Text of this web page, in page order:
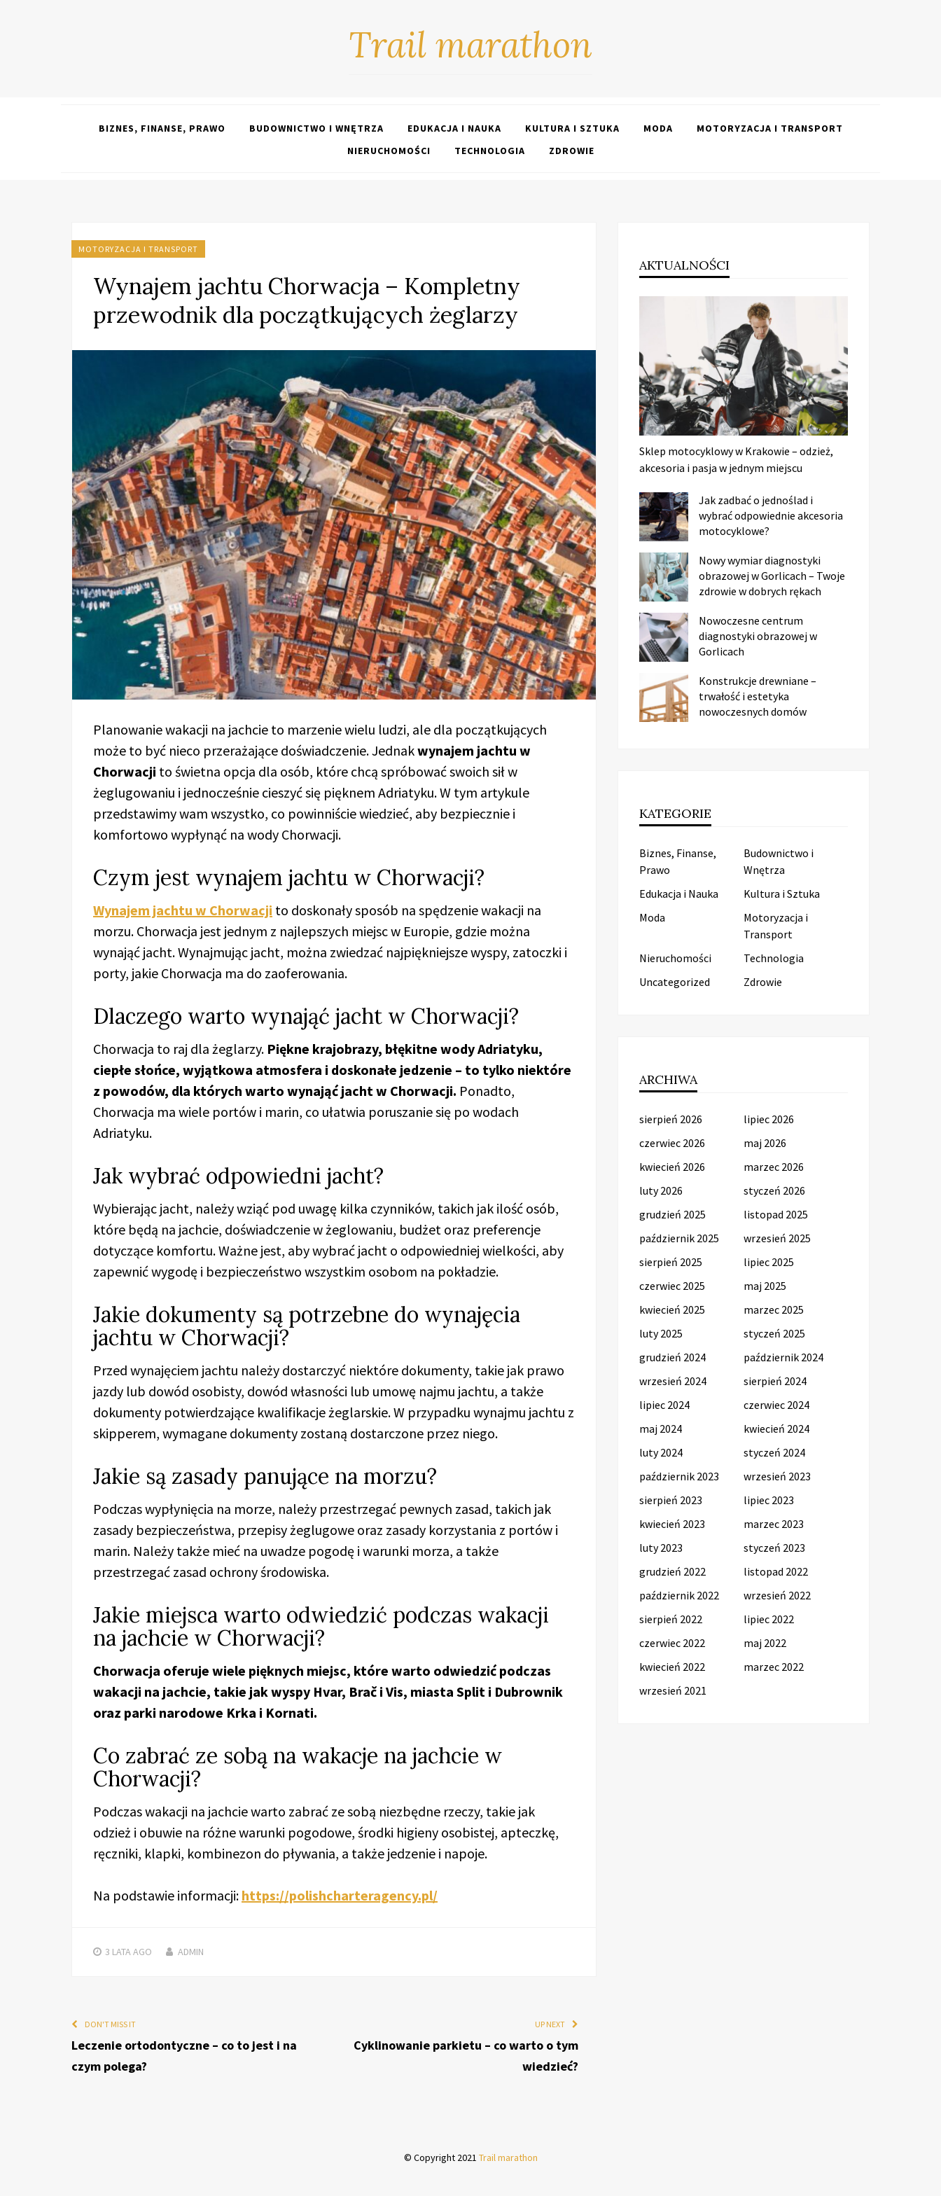
Trail marathon
BIZNES, FINANSE, PRAWO BUDOWNICTWO I WNĘTRZA EDUKACJA I NAUKA KULTURA I SZTUKA MODA
MOTORYZACJA I TRANSPORT
NIERUCHOMOŚCI
TECHNOLOGIA ZDROWIE
MOTORYZACJA I TRANSPORT
Wynajem jachtu Chorwacja – Kompletny
przewodnik dla początkujących żeglarzy
Planowanie wakacji na jachcie to marzenie wielu ludzi, ale dla początkujących
może to być nieco przerażające doświadczenie. Jednakwynajem jachtu w
Chorwacji to świetna opcja dla osób, które chcą spróbować swoich sił w
żeglugowaniu i jednocześnie cieszyć się pięknem Adriatyku. W tym artykule
przedstawimy wam wszystko, co powinniście wiedzieć, aby bezpiecznie i
komfortowo wypłynąć na wody Chorwacji.
Czym jest wynajem jachtu w Chorwacji?
Wynajem jachtu w Chorwacji to doskonały sposób na spędzenie wakacji na
morzu. Chorwacja jest jednym z najlepszych miejsc w Europie, gdzie można
wynająć jacht. Wynajmując jacht, można zwiedzać najpiękniejsze wyspy, zatoczki i
porty, jakie Chorwacja ma do zaoferowania.
Dlaczego warto wynająć jacht w Chorwacji?
Chorwacja to raj dla żeglarzy. Piękne krajobrazy, błękitne wody Adriatyku,
ciepłe słońce, wyjątkowa atmosfera i doskonałe jedzenie – to tylko niektóre
z powodów, dla których warto wynająć jacht w Chorwacji. Ponadto,
Chorwacja ma wiele portów i marin, co ułatwia poruszanie się po wodach
Adriatyku.
Jak wybrać odpowiedni jacht?
Wybierając jacht, należy wziąć pod uwagę kilka czynników, takich jak ilość osób,
które będą na jachcie, doświadczenie w żeglowaniu, budżet oraz preferencje
dotyczące komfortu. Ważne jest, aby wybrać jacht o odpowiedniej wielkości, aby
zapewnić wygodę i bezpieczeństwo wszystkim osobom na pokładzie.
Jakie dokumenty są potrzebne do wynajęcia
jachtu w Chorwacji?
Przed wynajęciem jachtu należy dostarczyć niektóre dokumenty, takie jak prawo
jazdy lub dowód osobisty, dowód własności lub umowę najmu jachtu, a także
dokumenty potwierdzające kwalifikacje żeglarskie. W przypadku wynajmu jachtu z
skipperem, wymagane dokumenty zostaną dostarczone przez niego.
Jakie są zasady panujące na morzu?
Podczas wypłynięcia na morze, należy przestrzegać pewnych zasad, takich jak
zasady bezpieczeństwa, przepisy żeglugowe oraz zasady korzystania z portów i
marin. Należy także mieć na uwadze pogodę i warunki morza, a także
przestrzegać zasad ochrony środowiska.
Jakie miejsca warto odwiedzić podczas wakacji
na jachcie w Chorwacji?
Chorwacja oferuje wiele pięknych miejsc, które warto odwiedzić podczas
wakacji na jachcie, takie jak wyspy Hvar, Brač i Vis, miasta Split i Dubrownik
oraz parki narodowe Krka i Kornati.
Co zabrać ze sobą na wakacje na jachcie w
Chorwacji?
Podczas wakacji na jachcie warto zabrać ze sobą niezbędne rzeczy, takie jak
odzież i obuwie na różne warunki pogodowe, środki higieny osobistej, apteczkę,
ręczniki, klapki, kombinezon do pływania, a także jedzenie i napoje.
Na podstawie informacji: https://polishcharteragency.pl/
3 LATAAGO ADMIN
DON'T MISS IT
Leczenie ortodontyczne – co to jest i na
czym polega?
UP NEXT
Cyklinowanie parkietu – co warto o tym
wiedzieć?
AKTUALNOŚCI
Sklep motocyklowy w Krakowie – odzież,
akcesoria i pasja w jednym miejscu
Jak zadbać o jednoślad i
wybrać odpowiednie akcesoria
motocyklowe?
Nowy wymiar diagnostyki
obrazowej w Gorlicach – Twoje
zdrowie w dobrych rękach
Nowoczesne centrum
diagnostyki obrazowej w
Gorlicach
Konstrukcje drewniane –
trwałość i estetyka
nowoczesnych domów
KATEGORIE
Biznes, Finanse,
Prawo
Budownictwo i
Wnętrza
Edukacja i Nauka
Kultura i Sztuka
Moda
Motoryzacja i
Transport
Nieruchomości
Technologia
Uncategorized
Zdrowie
ARCHIWA
sierpień 2026
lipiec 2026
czerwiec 2026
maj 2026
kwiecień 2026
marzec 2026
luty 2026
styczeń 2026
grudzień 2025
listopad 2025
październik 2025
wrzesień 2025
sierpień 2025
lipiec 2025
czerwiec 2025
maj 2025
kwiecień 2025
marzec 2025
luty 2025
styczeń 2025
grudzień 2024
październik 2024
wrzesień 2024
sierpień 2024
lipiec 2024
czerwiec 2024
maj 2024
kwiecień 2024
luty 2024
styczeń 2024
październik 2023
wrzesień 2023
sierpień 2023
lipiec 2023
kwiecień 2023
marzec 2023
luty 2023
styczeń 2023
grudzień 2022
listopad 2022
październik 2022
wrzesień 2022
sierpień 2022
lipiec 2022
czerwiec 2022
maj 2022
kwiecień 2022
marzec 2022
wrzesień 2021
© Copyright 2021 Trail marathon